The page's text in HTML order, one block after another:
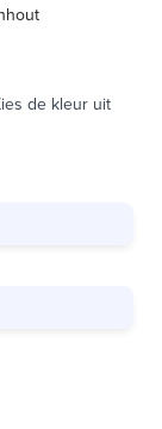
de kleur uit